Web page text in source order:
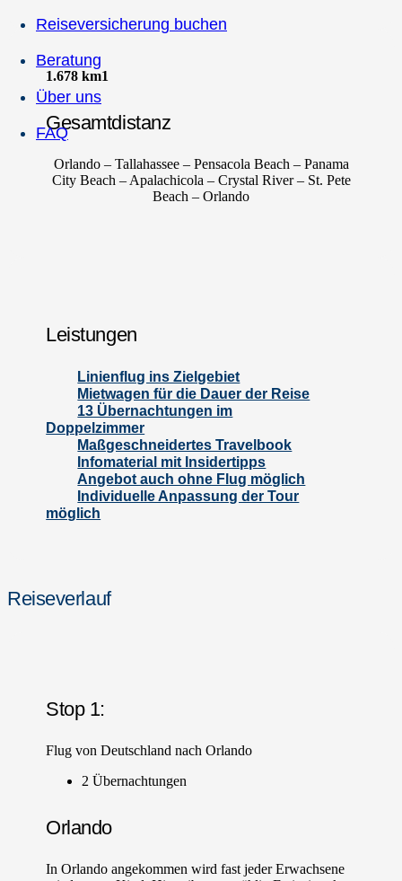
Reiseversicherung buchen
Beratung
Über uns
FAQ
1.678 km1
Gesamtdistanz
Orlando – Tallahassee – Pensacola Beach – Panama
City Beach – Apalachicola – Crystal River – St. Pete
Beach – Orlando
Leistungen
Linienflug ins Zielgebiet
Mietwagen für die Dauer der Reise
13 Übernachtungen im
Doppelzimmer
Maßgeschneidertes Travelbook
Infomaterial mit Insidertipps
Angebot auch ohne Flug möglich
Individuelle Anpassung der Tour
möglich
Reiseverlauf
Stop 1:
Flug von Deutschland nach Orlando
2 Übernachtungen
Orlando
In Orlando angekommen wird fast jeder Erwachsene